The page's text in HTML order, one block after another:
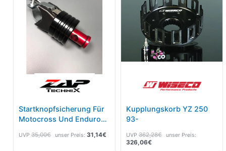
Startknopfsicherung Für
Motocross Und Enduro
UVP 35,00€ unser Preis: 31,14€
Kupplungskorb YZ 250
93-
UVP 362,28€ unser Preis:
326,06€